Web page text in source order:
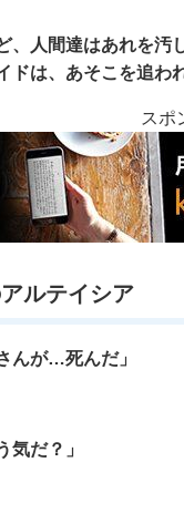
、人間達はあれを汚
ドは、あそこを追わ
スポ
ルテイシア
んが…死んだ」
気だ？」